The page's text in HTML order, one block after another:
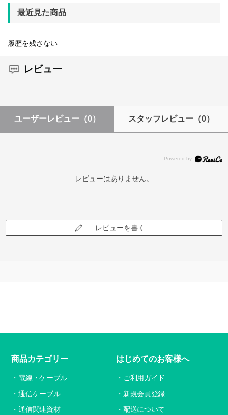
最近見た商品
履歴を残さない
レビュー
ユーザーレビュー （0） スタッフレビュー（0）
レビューはありません。
レビューを書く
商品カテゴリー
電線・ケーブル
通信ケーブル
通信関連資材
はじめてのお客様へ
ご利用ガイド
新規会員登録
配送について